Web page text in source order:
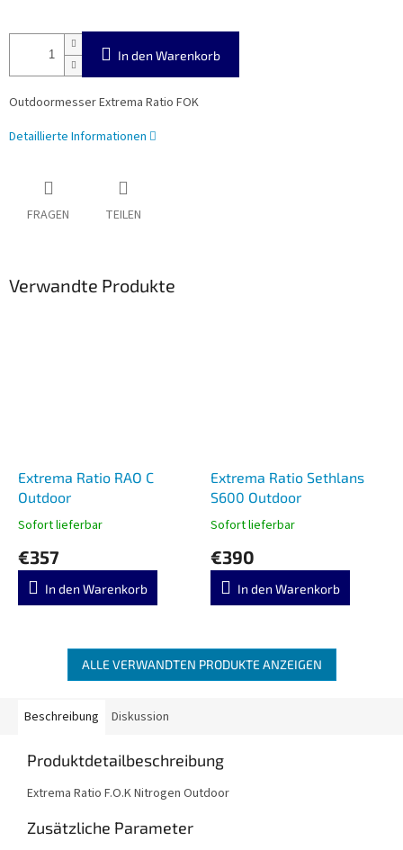
In den Warenkorb
Outdoormesser Extrema Ratio FOK
Detaillierte Informationen
FRAGEN TEILEN
Verwandte Produkte
Extrema Ratio RAO C
Outdoor
Sofort lieferbar
€357
In den Warenkorb
Extrema Ratio Sethlans
S600 Outdoor
Sofort lieferbar
€390
In den Warenkorb
ALLE VERWANDTEN PRODUKTE ANZEIGEN
Beschreibung Diskussion
Produktdetailbeschreibung
Extrema Ratio F.O.K Nitrogen Outdoor
Zusätzliche Parameter